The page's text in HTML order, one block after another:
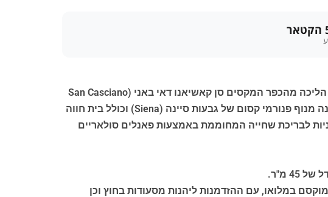
"הבית הכפרי על הגבעה (Il Casale sulla collina)" הוא בית חווה למכירה בטוסקנה (Tuscany) ובמרחק הליכה מהכפר המקסים סן קאשיאנו דאי באני (San Casciano
dei Bagni) ורק הליכה קצרה מהמרחצאות התרמיים המפורסמים פונטרוורדה (Fonteverde). הנכס נהנה מנוף פנורמי קסום של גבעות סיינה (Siena) וכולל בית חווה
במסגרת הפרויקט ישנן תוכניות לבריכת שחייה המחוממת באמצעות פאנלים סולאריים
מ"ר.
במלואו, עם ההזדמנות ליהנות מסעודות בחוץ וכן